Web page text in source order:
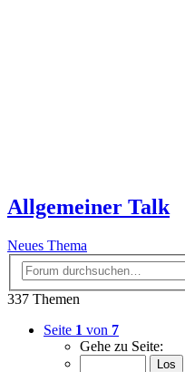
Allgemeiner Talk
Neues Thema
337 Themen
Seite 1 von 7
Gehe zu Seite: